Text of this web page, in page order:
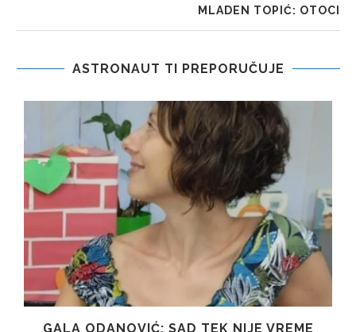
MLADEN TOPIĆ: OTOCI
ASTRONAUT TI PREPORUČUJE
GALA ODANOVIĆ: SAD TEK NIJE VREME